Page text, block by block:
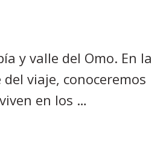
y valle del Omo. En la
viaje, conoceremos
en los …